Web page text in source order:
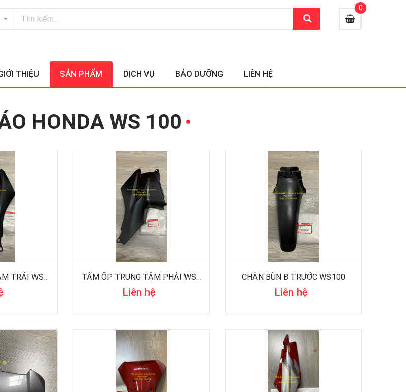
0
THIỆU SẢN PHẨM DỊCH VỤ BẢO DƯỠNG LIÊN HỆ
HONDA WS 100
TẤM ỐP TRUNG TÂM TRÁI WS100 TẤM ỐP TRUNG TÂM PHẢI WS100
Liên hệ
CHẮN BÙN B TRƯỚC WS100
Liên hệ